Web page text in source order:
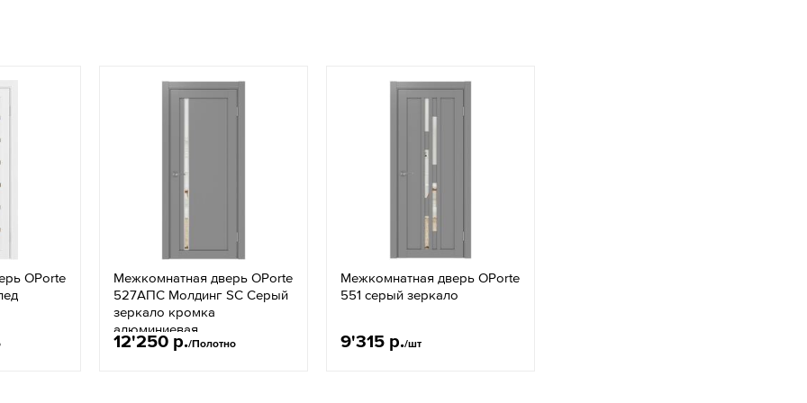
OPorte
Межкомнатная дверь OPorte
527АПС Молдинг SC Серый
зеркало кромка
алюминиевая
12'250 р./Полотно
Межкомнатная дверь OPorte
551 серый зеркало
9'315 р./шт